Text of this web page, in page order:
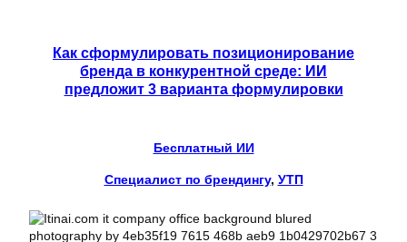
Как сформулировать позиционирование
бренда в конкурентной среде: ИИ
предложит 3 варианта формулировки
Бесплатный ИИ
Специалист по брендингу, УТП